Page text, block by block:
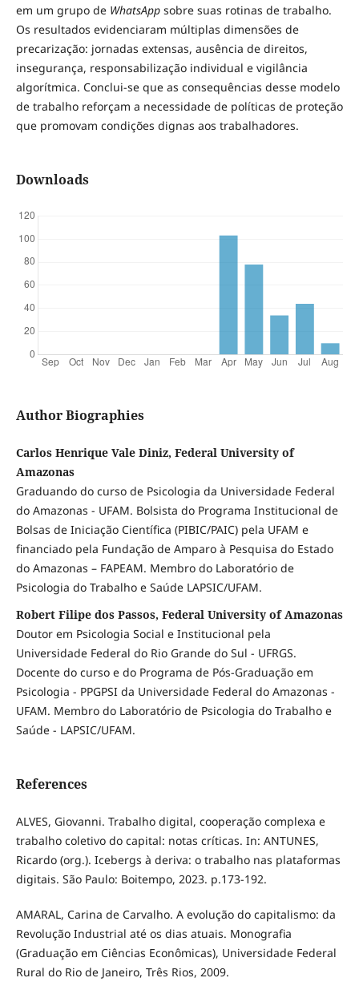
em um grupo de WhatsAppsobre suas rotinas de trabalho.
Os resultados evidenciaram múltiplas dimensões de
precarização: jornadas extensas, ausência de direitos,
insegurança, responsabilização individual e vigilância
algorítmica. Conclui-se que as consequências desse modelo
de trabalho reforçam a necessidade de políticas de proteção
que promovam condições dignas aos trabalhadores.
Downloads
Author Biographies
Carlos Henrique Vale Diniz, Federal University of
Amazonas
Graduando do curso de Psicologia da Universidade Federal
do Amazonas - UFAM. Bolsista do Programa Institucional de
Bolsas de Iniciação Científica (PIBIC/PAIC) pela UFAM e
financiado pela Fundação de Amparo à Pesquisa do Estado
do Amazonas – FAPEAM. Membro do Laboratório de
Psicologia do Trabalho e Saúde LAPSIC/UFAM.
Robert Filipe dos Passos, Federal University of Amazonas
Doutor em Psicologia Social e Institucional pela
Universidade Federal do Rio Grande do Sul - UFRGS.
Docente do curso e do Programa de Pós-Graduação em
Psicologia - PPGPSI da Universidade Federal do Amazonas -
UFAM. Membro do Laboratório de Psicologia do Trabalho e
Saúde - LAPSIC/UFAM.
References
ALVES, Giovanni. Trabalho digital, cooperação complexa e
trabalho coletivo do capital: notas críticas. In: ANTUNES,
Ricardo (org.). Icebergs à deriva: o trabalho nas plataformas
digitais. São Paulo: Boitempo, 2023. p.173-192.
AMARAL, Carina de Carvalho. A evolução do capitalismo: da
Revolução Industrial até os dias atuais. Monografia
(Graduação em Ciências Econômicas), Universidade Federal
Rural do Rio de Janeiro, Três Rios, 2009.